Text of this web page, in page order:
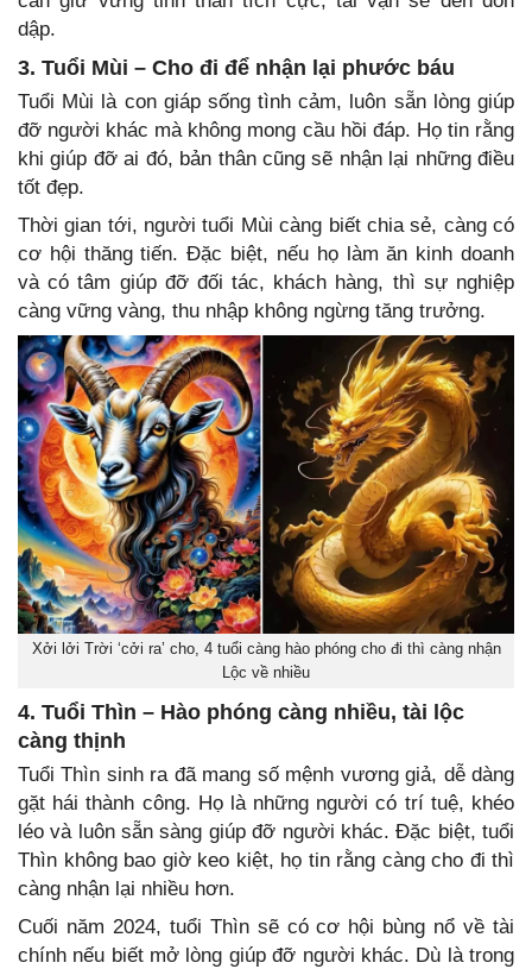
dập.
3. Tuổi Mùi – Cho đi để nhận lại phước báu
Tuổi Mùi là con giáp sống tình cảm, luôn sẵn lòng giúp
đỡ người khác mà không mong cầu hồi đáp. Họ tin rằng
khi giúp đỡ ai đó, bản thân cũng sẽ nhận lại những điều
tốt đẹp.
Thời gian tới, người tuổi Mùi càng biết chia sẻ, càng có
cơ hội thăng tiến. Đặc biệt, nếu họ làm ăn kinh doanh
và có tâm giúp đỡ đối tác, khách hàng, thì sự nghiệp
càng vững vàng, thu nhập không ngừng tăng trưởng.
Xởi lởi Trời ‘cởi ra’ cho, 4 tuổi càng hào phóng cho đi thì càng nhận
Lộc về nhiều
4. Tuổi Thìn – Hào phóng càng nhiều, tài lộc
càng thịnh
Tuổi Thìn sinh ra đã mang số mệnh vương giả, dễ dàng
gặt hái thành công. Họ là những người có trí tuệ, khéo
léo và luôn sẵn sàng giúp đỡ người khác. Đặc biệt, tuổi
Thìn không bao giờ keo kiệt, họ tin rằng càng cho đi thì
càng nhận lại nhiều hơn.
Cuối năm 2024, tuổi Thìn sẽ có cơ hội bùng nổ về tài
chính nếu biết mở lòng giúp đỡ người khác. Dù là trong